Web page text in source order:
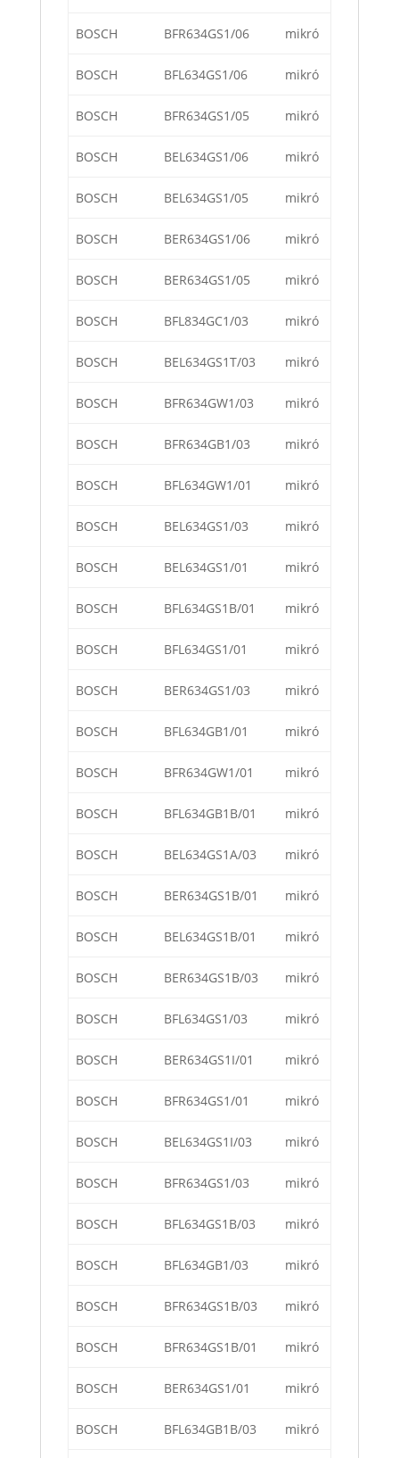
BOSCH BFR634GS1/06 mikró
BOSCH BFL634GS1/06 mikró
BOSCH BFR634GS1/05 mikró
BOSCH BEL634GS1/06 mikró
BOSCH BEL634GS1/05 mikró
BOSCH BER634GS1/06 mikró
BOSCH BER634GS1/05 mikró
BOSCH BFL834GC1/03 mikró
BOSCH BEL634GS1T/03 mikró
BOSCH BFR634GW1/03 mikró
BOSCH BFR634GB1/03 mikró
BOSCH BFL634GW1/01 mikró
BOSCH BEL634GS1/03 mikró
BOSCH BEL634GS1/01 mikró
BOSCH BFL634GS1B/01 mikró
BOSCH BFL634GS1/01 mikró
BOSCH BER634GS1/03 mikró
BOSCH BFL634GB1/01 mikró
BOSCH BFR634GW1/01 mikró
BOSCH BFL634GB1B/01 mikró
BOSCH BEL634GS1A/03 mikró
BOSCH BER634GS1B/01 mikró
BOSCH BEL634GS1B/01 mikró
BOSCH BER634GS1B/03 mikró
BOSCH BFL634GS1/03 mikró
BOSCH BER634GS1I/01 mikró
BOSCH BFR634GS1/01 mikró
BOSCH BEL634GS1I/03 mikró
BOSCH BFR634GS1/03 mikró
BOSCH BFL634GS1B/03 mikró
BOSCH BFL634GB1/03 mikró
BOSCH BFR634GS1B/03 mikró
BOSCH BFR634GS1B/01 mikró
BOSCH BER634GS1/01 mikró
BOSCH BFL634GB1B/03 mikró